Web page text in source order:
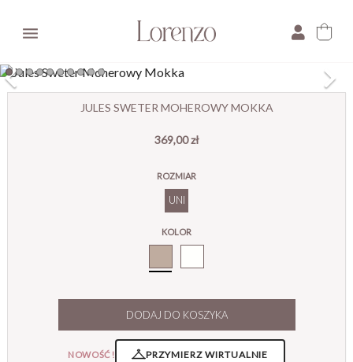

JULES SWETER MOHEROWY MOKKA
369,00 zł
ROZMIAR
UNI
KOLOR
DODAJ DO KOSZYKA
NOWOŚĆ! PRZYMIERZ WIRTUALNIE